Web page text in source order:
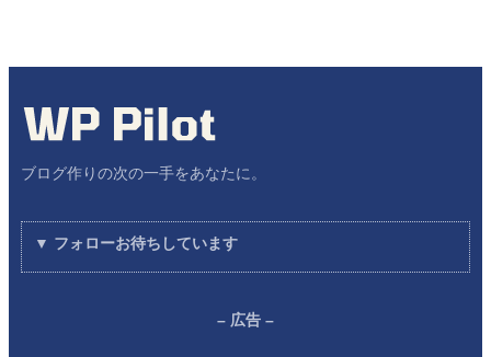
ブログ作りの次の一手をあなたに。
▼ フォローお待ちしています
– 広告 –